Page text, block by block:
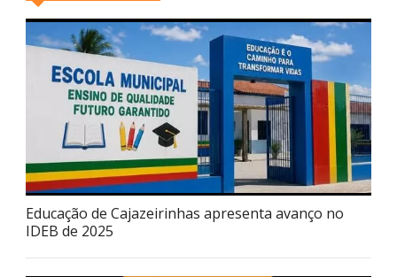
Educação de Cajazeirinhas apresenta avanço no
IDEB de 2025